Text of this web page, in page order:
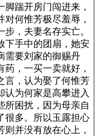
踹开房门闯进来，
何惟芳极尽羞辱，
，夫妻名存实亡。
下手中的团扇，她安
需要刘家的御赐丹
，一买一卖就好，
言，认为娶了何惟芳
认为何家是高攀进入
所困扰，因为母亲自
很多。所以玉露担心
则并没有放在心上，